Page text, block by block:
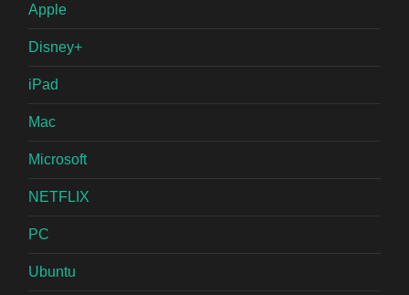
Apple
Disney+
iPad
Mac
Microsoft
NETFLIX
PC
Ubuntu